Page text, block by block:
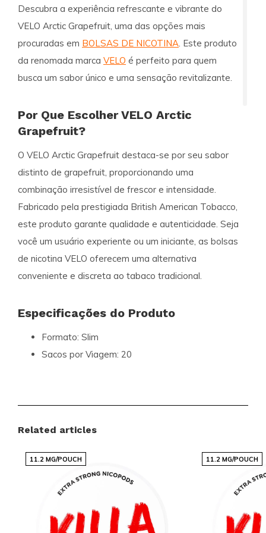
Descubra a experiência refrescante e vibrante do
VELO Arctic Grapefruit, uma das opções mais
procuradas em BOLSAS DE NICOTINA. Este produto
da renomada marca VELO é perfeito para quem
busca um sabor único e uma sensação revitalizante.
Por Que Escolher VELO Arctic
Grapefruit?
O VELO Arctic Grapefruit destaca-se por seu sabor
distinto de grapefruit, proporcionando uma
combinação irresistível de frescor e intensidade.
Fabricado pela prestigiada British American Tobacco,
este produto garante qualidade e autenticidade. Seja
você um usuário experiente ou um iniciante, as bolsas
de nicotina VELO oferecem uma alternativa
conveniente e discreta ao tabaco tradicional.
Especificações do Produto
Formato: Slim
Sacos por Viagem: 20
Sabor:Grapefruit
Nicotina (mg) por Grama:
Conteúdo por Contentor (gramas):
Fabricante:
Benefícios Exclusivos
Related articles
11.2 MG/POUCH 11.2 MG/POUCH